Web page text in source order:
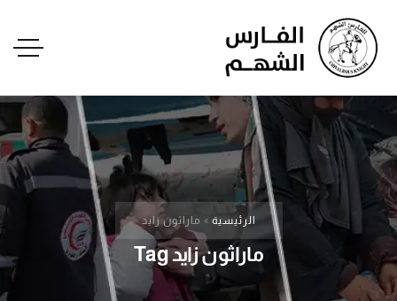
الرئيسية » ماراثون زايد
ماراثون زايد Tag